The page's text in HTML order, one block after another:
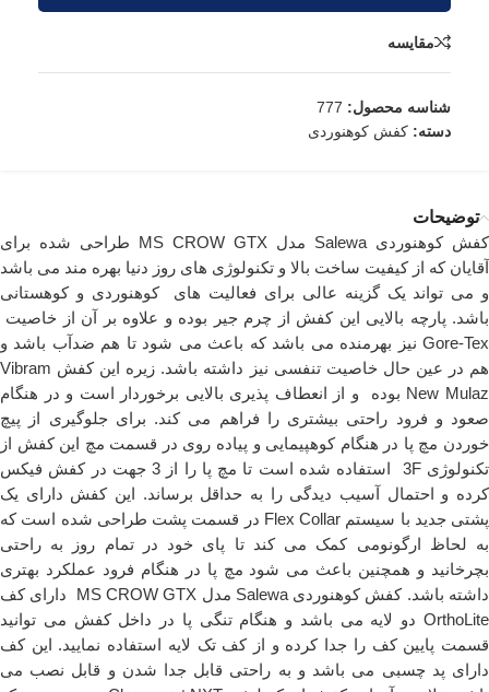
مقایسه
شناسه محصول: 777
دسته: کفش کوهنوردی
توضیحات
کفش کوهنوردی Salewa مدل MS CROW GTX طراحی شده برای
آقایان که از کیفیت ساخت بالا و تکنولوژی های روز دنیا بهره مند می باشد
و می تواند یک گزینه عالی برای فعالیت های کوهنوردی و کوهستانی
باشد. پارچه بالایی این کفش از چرم جیر بوده و علاوه بر آن از خاصیت
Gore-Tex نیز بهرمنده می باشد که باعث می شود تا هم ضدآب باشد و
هم در عین حال خاصیت تنفسی نیز داشته باشد. زیره این کفش Vibram
New Mulaz بوده و از انعطاف پذیری بالایی برخوردار است و در هنگام
صعود و فرود راحتی بیشتری را فراهم می کند. برای جلوگیری از پیچ
خوردن مچ پا در هنگام کوهپیمایی و پیاده روی در قسمت مچ این کفش از
تکنولوژی 3F استفاده شده است تا مچ پا را از 3 جهت در کفش فیکس
کرده و احتمال آسیب دیدگی را به حداقل برساند. این کفش دارای یک
پشتی جدید با سیستم Flex Collar در قسمت پشت طراحی شده است که
به لحاظ ارگونومی کمک می کند تا پای خود در تمام روز به راحتی
بچرخانید و همچنین باعث می شود مچ پا در هنگام فرود عملکرد بهتری
داشته باشد. کفش کوهنوردی Salewa مدل MS CROW GTX دارای کف
OrthoLite دو لایه می باشد و هنگام تنگی پا در داخل کفش می توانید
قسمت پایین کف را جدا کرده و از کف تک لایه استفاده نمایید. این کف
دارای پد چسبی می باشد و به راحتی قابل جدا شدن و قابل نصب می